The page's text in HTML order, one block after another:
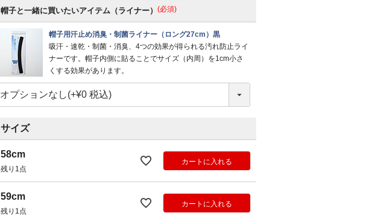
帽子と一緒に買いたいアイテム（ライナー） (必須)
帽子用汗止め消臭・制菌ライナー（ロング27cm）黒
吸汗・速乾・制菌・消臭、4つの効果が得られる汚れ防止ライ
ナーです。帽子内側に貼ることでサイズ（内周）を1cm小さ
くする効果があります。
サイズ
58cm
残り1点
カートに入れる
59cm
残り1点
カートに入れる